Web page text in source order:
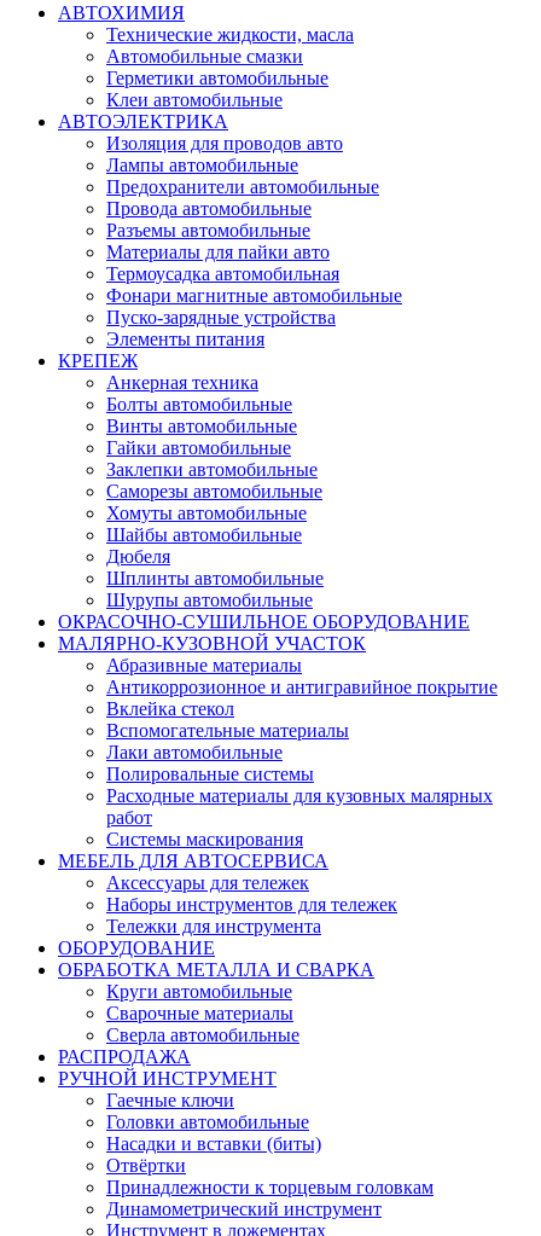
АВТОХИМИЯ
Технические жидкости, масла
Автомобильные смазки
Герметики автомобильные
Клеи автомобильные
АВТОЭЛЕКТРИКА
Изоляция для проводов авто
Лампы автомобильные
Предохранители автомобильные
Провода автомобильные
Разъемы автомобильные
Материалы для пайки авто
Термоусадка автомобильная
Фонари магнитные автомобильные
Пуско-зарядные устройства
Элементы питания
КРЕПЕЖ
Анкерная техника
Болты автомобильные
Винты автомобильные
Гайки автомобильные
Заклепки автомобильные
Саморезы автомобильные
Хомуты автомобильные
Шайбы автомобильные
Дюбеля
Шплинты автомобильные
Шурупы автомобильные
ОКРАСОЧНО-СУШИЛЬНОЕ ОБОРУДОВАНИЕ
МАЛЯРНО-КУЗОВНОЙ УЧАСТОК
Абразивные материалы
Антикоррозионное и антигравийное покрытие
Вклейка стекол
Вспомогательные материалы
Лаки автомобильные
Полировальные системы
Расходные материалы для кузовных малярных
работ
Системы маскирования
МЕБЕЛЬ ДЛЯ АВТОСЕРВИСА
Аксессуары для тележек
Наборы инструментов для тележек
Тележки для инструмента
ОБОРУДОВАНИЕ
ОБРАБОТКА МЕТАЛЛА И СВАРКА
Круги автомобильные
Сварочные материалы
Сверла автомобильные
РАСПРОДАЖА
РУЧНОЙ ИНСТРУМЕНТ
Гаечные ключи
Головки автомобильные
Насадки и вставки (биты)
Отвёртки
Принадлежности к торцевым головкам
Динамометрический инструмент
Инструмент в ложементах